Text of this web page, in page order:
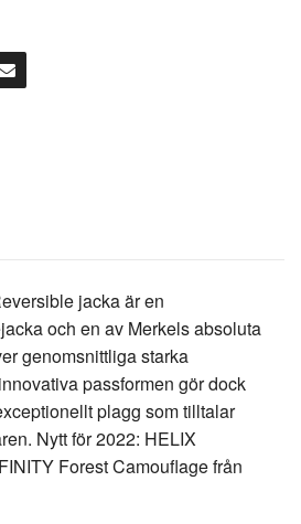
jacka är en
och en av Merkels absoluta
genomsnittliga starka
passformen gör dock
plagg som tilltalar
Nytt för 2022: HELIX
Forest Camouflage från